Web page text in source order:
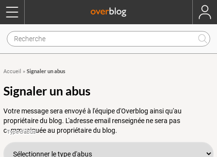
Accueil » Signaler un abus
Signaler un abus
Votre message sera envoyé à l'équipe d'Overblog ainsi qu'au
propriétaire du blog. L'adresse email renseignée ne sera pas
communiquée au propriétaire du blog.